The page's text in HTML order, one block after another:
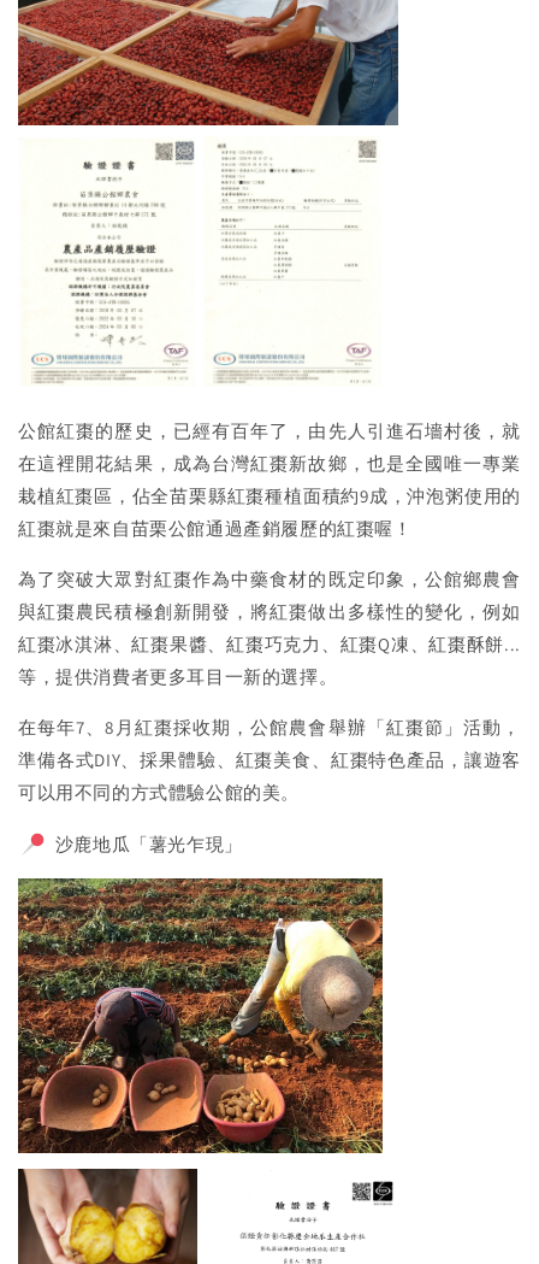
公館紅棗的歷史，已經有百年了，由先人引進石墻村後，就
在這裡開花結果，成為台灣紅棗新故鄉，也是全國唯一專業
栽植紅棗區，佔全苗栗縣紅棗種植面積約9成，沖泡粥使用的
紅棗就是來自苗栗公館通過產銷履歷的紅棗喔！
為了突破大眾對紅棗作為中藥食材的既定印象，公館鄉農會
與紅棗農民積極創新開發，將紅棗做出多樣性的變化，例如
紅棗冰淇淋、紅棗果醬、紅棗巧克力、紅棗Q凍、紅棗酥餅...
等，提供消費者更多耳目一新的選擇。
在每年7、8月紅棗採收期，公館農會舉辦「紅棗節」活動，
準備各式DIY、採果體驗、紅棗美食、紅棗特色產品，讓遊客
可以用不同的方式體驗公館的美。
沙鹿地瓜「薯光乍現」